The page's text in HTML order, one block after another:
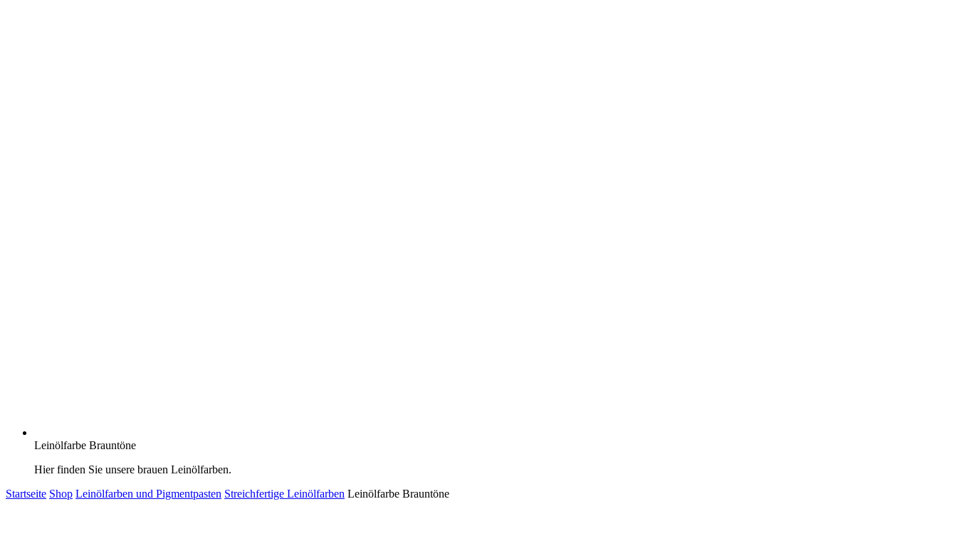
Leinölfarbe Brauntöne
Hier finden Sie unsere brauen Leinölfarben.
Startseite Shop Leinölfarben und Pigmentpasten Streichfertige Leinölfarben Leinölfarbe Brauntöne